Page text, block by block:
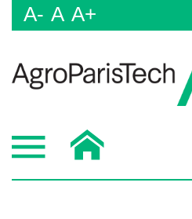
A- A A+